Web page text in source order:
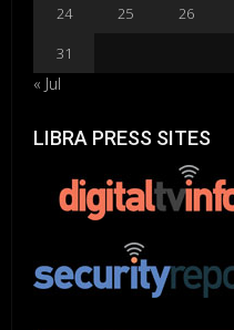
24
25 26
31
« Jul
LIBRA PRESS SITES